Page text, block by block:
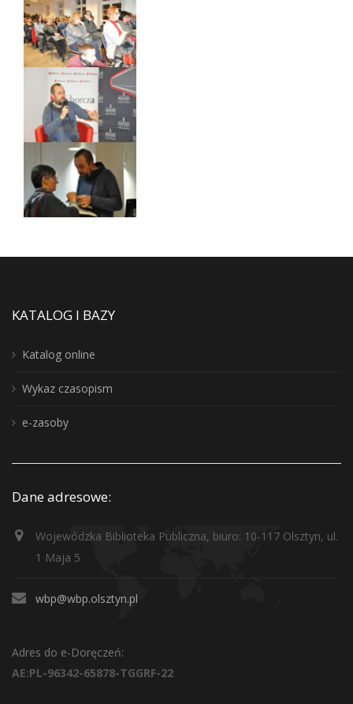
KATALOG I BAZY
Katalog online
Wykaz czasopism
e-zasoby
Dane adresowe:
Wojewódzka Biblioteka Publiczna, biuro: 10-117 Olsztyn, ul.
1 Maja 5
wbp@wbp.olsztyn.pl
Adres do e-Doręczeń:
AE:PL-96342-65878-TGGRF-22